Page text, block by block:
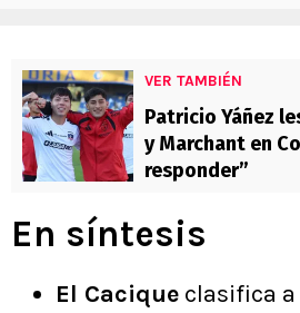
VER TAMBIÉN
Patricio Yáñez
y Marchant en
responder”
En síntesis
El Cacique clasifica